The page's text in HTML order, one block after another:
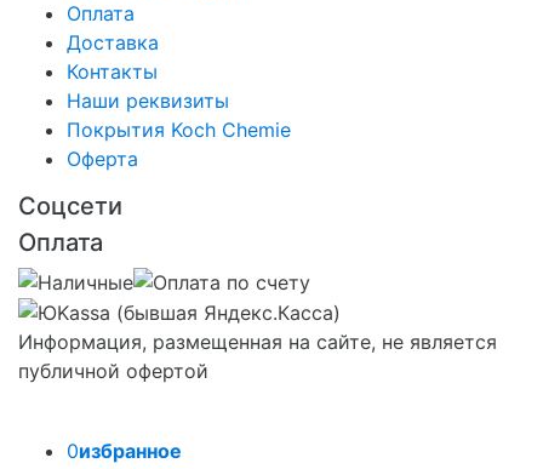
Оплата
Доставка
Контакты
Наши реквизиты
Покрытия Koch Chemie
Оферта
Соцсети
Оплата
Информация, размещенная на сайте, не является
публичной офертой
0избранное